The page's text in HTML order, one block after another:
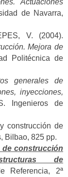
de Navarra,
V. (2004).
Mejora de
Politécnica de
generales de
inyecciones,
Ingenieros de
construcción de
Bilbao, 825 pp.
de construcción
de
Referencia, 2ª